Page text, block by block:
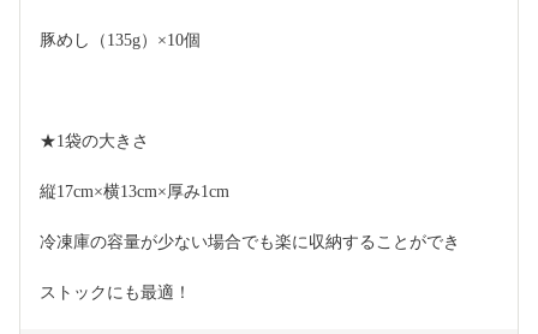
豚めし（135g）×10個
★1袋の大きさ
縦17cm×横13cm×厚み1cm
冷凍庫の容量が少ない場合でも楽に収納することができ
ストックにも最適！